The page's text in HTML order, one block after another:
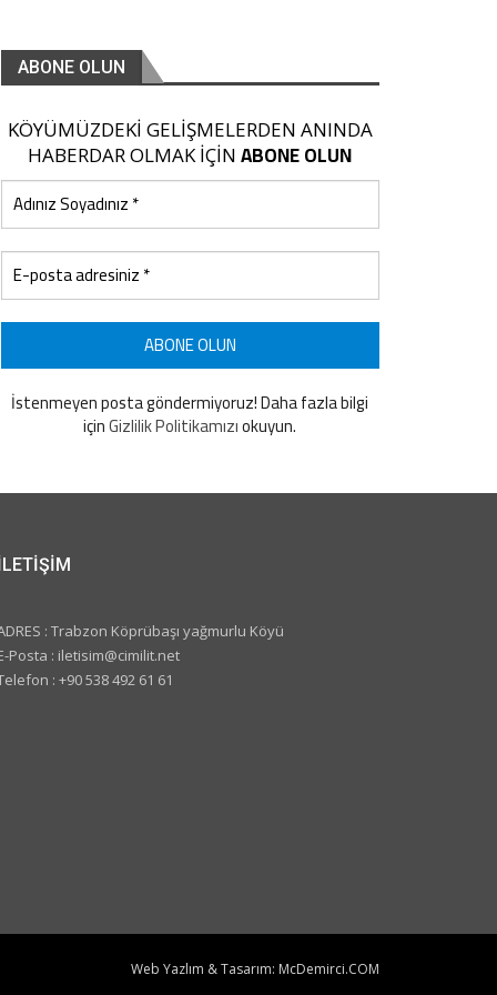
ABONE OLUN
KÖYÜMÜZDEKİ GELİŞMELERDEN ANINDA
HABERDAR OLMAK İÇİNABONE OLUN
İstenmeyen posta göndermiyoruz! Daha fazla bilgi
içinGizlilik Politikamızıokuyun.
: Trabzon Köprübaşı yağmurlu Köyü
Posta : iletisim@cimilit.net
: +90 538 492 61 61
Web Yazlım & Tasarım: McDemirci.COM